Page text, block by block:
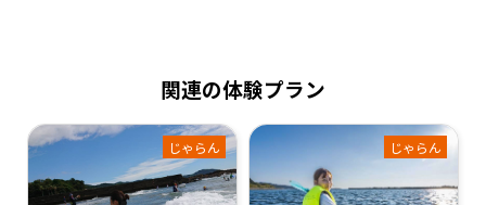
関連の体験プラン
じゃらん じゃらん